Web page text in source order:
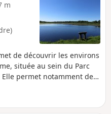
m
de découvrir les environs
située au sein du Parc
permet notamment de